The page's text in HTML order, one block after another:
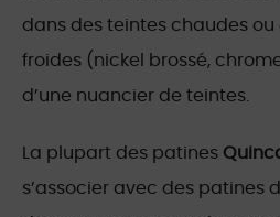
dans des teintes chaudes ou
froides (nickel brossé,
d’une nuancier de teintes.
La plupart des patines
s’associer avec des patines